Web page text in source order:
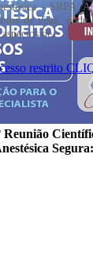
- SRPA. A
de vista, onde
aspectos de
restrito
Reunião